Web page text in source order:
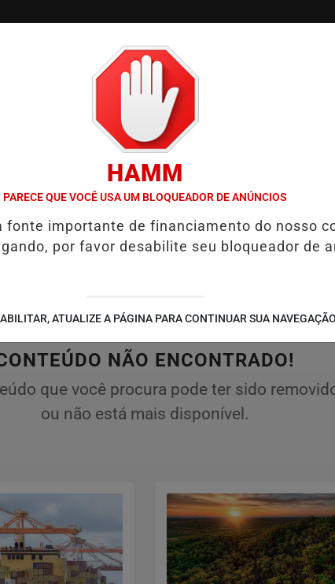
EDIÇÕES NOTÍCIAS
LEMOS REÚNE LIDERANÇAS DE MAIS DE 70 MUNICÍPIOS E
NÃO ENCONTRADO!
que você procura pode ter sido
ou não está mais disponível.
HAMM
PARECE QUE VOCÊ USA UM BLOQUEADOR DE ANÚNCIOS
fonte importante de financiamento do nosso
por favor desabilite seu bloqueador de
ATUALIZE A PÁGINA PARA CONTINUAR SUA